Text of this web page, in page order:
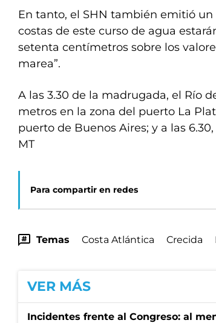
En tanto, el SHN también emitió un
costas de este curso de agua
setenta centímetros sobre los
marea”.
A las 3.30 de la madrugada, el Río
metros en la zona del puerto La
puerto de Buenos Aires; y a las
MT
Para compartir en redes
Temas Costa Atlántica Crecida
VER MÁS
Incidentes frente al Congreso: al